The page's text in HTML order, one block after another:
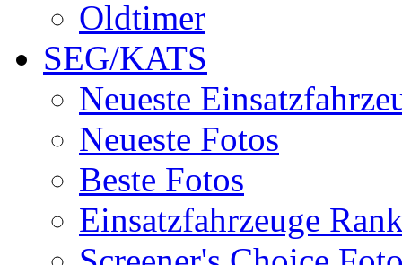
Oldtimer
SEG/KATS
Neueste
Neueste Fotos
Beste Fotos
Einsatzfahrzeuge